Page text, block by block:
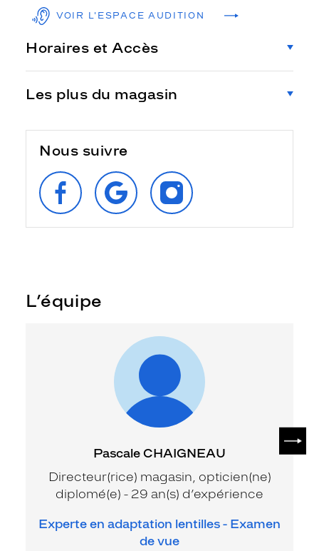
VOIR L'ESPACE AUDITION
Horaires et Accès
Les plus du magasin
Nous suivre
SUIVEZ‑NOUS
SUR
FACEBOOK
RETROUVEZ‑NOUS
SUR
GOOGLE
SUIVEZ‑NOUS
SUR
INSTAGRAM
L’équipe
Pascale CHAIGNEAU
Directeur(rice) magasin, opticien(ne)
diplomé(e) - 29 an(s) d’expérience
Experte en adaptation lentilles - Examen
de vue